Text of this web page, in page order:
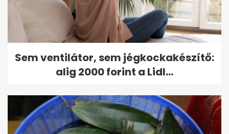
Sem ventilátor, sem jégkockakészítő:
alig 2000 forint a Lidl...